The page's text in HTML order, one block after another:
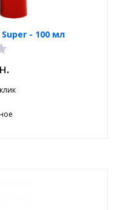
- 100 мл